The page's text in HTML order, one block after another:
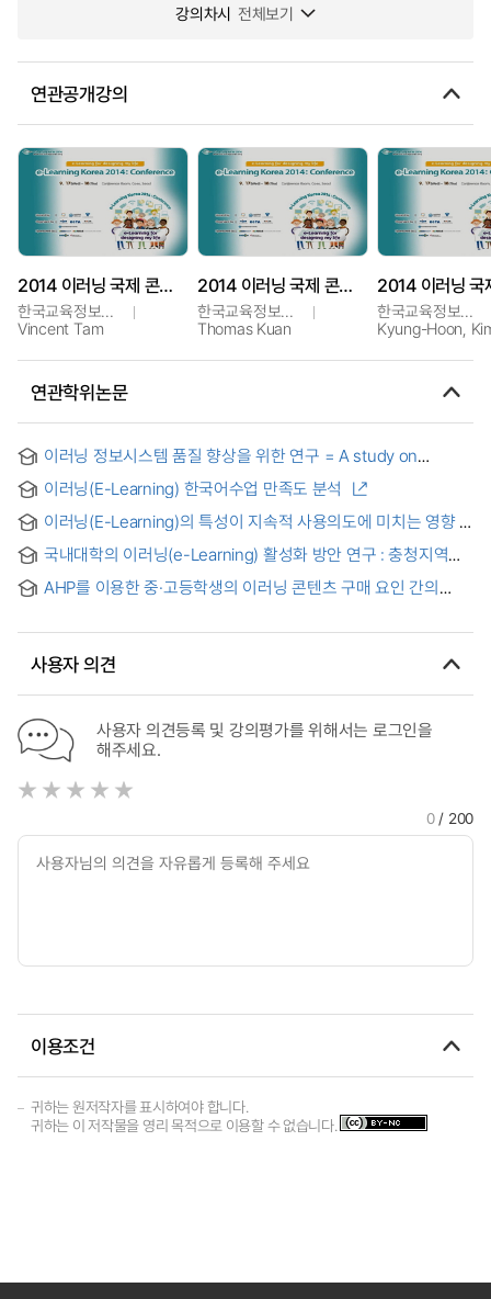
강의차시 전체보기
연관공개강의
2014 이러닝 국제 콘퍼런스 : Developing the PETAL e-Learning Platform~
한국교육정보진흥협회
Vincent Tam
2014 이러닝 국제 콘퍼런스 : Understand Seniors’ Motivation in e-Learning through
한국교육정보진흥협회
Thomas Kuan
한국교육정보진흥협회
Kyung-Hoon,
연관학위논문
이러닝 정보시스템 품질 향상을 위한 연구 = A study on
이러닝(E-Learning) 한국어수업 만족도 분석
이러닝(E-Learning)의 특성이 지속적 사용의도에 미치는 영향 :
중심으로 = The Effects of Factors on the Intention to
Continued Use of E-Learning : Focusing on the mediating
effect of immersion and the moderating effect of
국내대학의 이러닝(e-Learning) 활성화 방안 연구 : 충청지역을
programs of E-Learning among colleges and universities :
AHP를 이용한 중·고등학생의 이러닝 콘텐츠 구매 요인 간의
사용자 의견
사용자 의견등록 및 강의평가를 위해서는 로그인을
해주세요.
0/ 200
이용조건
귀하는 원저작자를 표시하여야 합니다.
귀하는 이 저작물을 영리 목적으로 이용할 수 없습니다.